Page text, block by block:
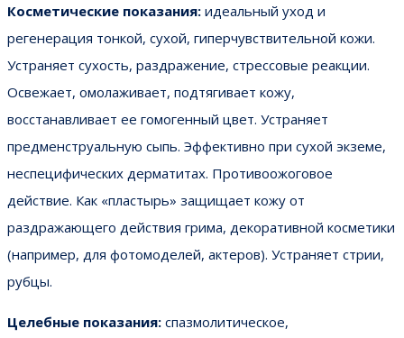
Косметические показания: идеальный уход и
регенерация тонкой, сухой, гиперчувствительной кожи.
Устраняет сухость, раздражение, стрессовые реакции.
Освежает, омолаживает, подтягивает кожу,
восстанавливает ее гомогенный цвет. Устраняет
предменструальную сыпь. Эффективно при сухой экземе,
неспецифических дерматитах. Противоожоговое
действие. Как «пластырь» защищает кожу от
раздражающего действия грима, декоративной косметики
(например, для фотомоделей, актеров). Устраняет стрии,
рубцы.
Целебные показания: спазмолитическое,